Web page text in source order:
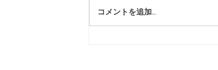
(重機)が御高齢であちこちガタ
が来てますが頑張って貰ってま
す。
コメントを追加…